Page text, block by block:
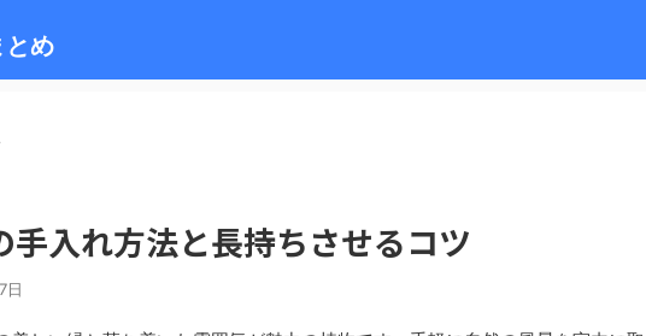
とめ
手入れ方法と長持ちさせるコツ
日